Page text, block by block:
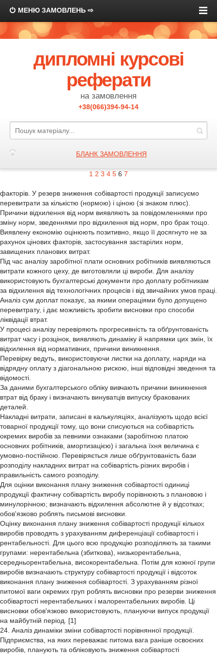
МЕНЮ ЗАМОВЛЕНЬ ⇨
дипломні курсові
реферати
на замовлення
+38(066)394-94-14
БЛАНК ЗАМОВЛЕННЯ
1 2 3 4 5 6 7
факторів. У резерв зниження собівартості продукції записуємо
перевитрати за кількістю (нормою) і ціною (зі знаком плюс).
Причини відхилення від норм виявляють за повідомленнями про
зміну норм, зведеннями про відхилення від норм, про брак тощо.
Виявлену економію оцінюють позитивно, якщо її досягнуто не за
рахунок цінових факторів, застосування застарілих норм,
завищених планових витрат.
Під час аналізу заробітної плати основних робітників виявляються
витрати кожного цеху, де виготовляли ці вироби. Для аналізу
використовують бухгалтерські документи про доплату робітникам
за відхилення від технологічних процесів і від звичайних умов праці.
Аналіз сум доплат показує, за якими операціями було допущено
перевитрату, і дає можливість зробити висновки про способи
ліквідації втрат.
У процесі аналізу перевіряють прогресивність та обґрунтованість
витрат часу і розцінок, виявляють динаміку й напрямки цих змін, їх
відхилення від нормативних, причини виникнення.
Перевірку ведуть, використовуючи листки на доплату, наряди на
відрядну оплату з діагональною рискою, інші відповідні зведення та
відомості.
За даними бухгалтерського обліку вивчають причини виникнення
втрат від браку і визначають винуватців випуску бракованих
деталей.
Накладні витрати, записані в калькуляціях, аналізують щодо всієї
товарної продукції тому, що вони списуються на собівартість
окремих виробів за певними ознаками (заробітною платою
основних робітників, амортизацією) і загальна їхня величина є
умовно-постійною. Перевіряється лише обґрунтованість бази
розподілу накладних витрат на собівартість різних виробів і
правильність самого розподілу.
Для оцінки виконання плану зниження собівартості одиниці
продукції фактичну собівартість виробу порівнюють з плановою і
минулорічною; визначають відхилення абсолютне й у відсотках;
обов'язково роблять письмові висновки.
Оцінку виконання плану зниження собівартості продукції кількох
виробів проводять з урахуванням диференціації собівартості і
рентабельності. Для цього всю продукцію розподіляють за такими
групами: нерентабельна (збиткова), низькорентабельна,
середньорентабельна, високорентабельна. Потім для кожної групи
виробів визначають структуру собівартості продукції і відсоток
виконання плану зниження собівартості. З урахуванням різної
питомої ваги окремих груп роблять висновки про резерви зниження
собівартості нерентабельних і малорентабельних виробів. Ці
висновки обов'язково використовують, плануючи випуск продукції
на майбутній період. [1]
24. Аналіз динаміки зміни собівартості порівнянної продукції.
Підприємства, на яких переважає питома вага раніше освоєних
виробів, планують та обліковують зниження собівартості